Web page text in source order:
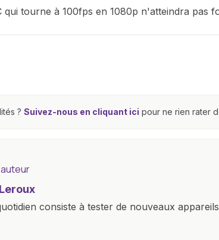
qui tourne à 100fps en 1080p n'atteindra pas
? Suivez-nous en cliquant ici pour ne rien rater
consiste à tester de nouveaux
des lancements de produits, et à